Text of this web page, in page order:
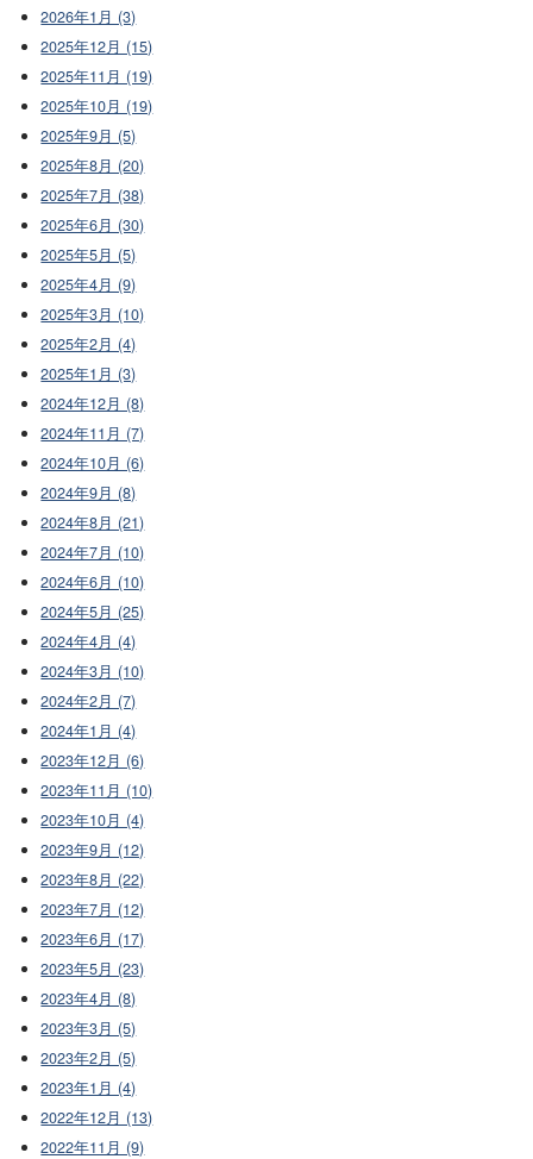
2026年1月 (3)
2025年12月 (15)
2025年11月 (19)
2025年10月 (19)
2025年9月 (5)
2025年8月 (20)
2025年7月 (38)
2025年6月 (30)
2025年5月 (5)
2025年4月 (9)
2025年3月 (10)
2025年2月 (4)
2025年1月 (3)
2024年12月 (8)
2024年11月 (7)
2024年10月 (6)
2024年9月 (8)
2024年8月 (21)
2024年7月 (10)
2024年6月 (10)
2024年5月 (25)
2024年4月 (4)
2024年3月 (10)
2024年2月 (7)
2024年1月 (4)
2023年12月 (6)
2023年11月 (10)
2023年10月 (4)
2023年9月 (12)
2023年8月 (22)
2023年7月 (12)
2023年6月 (17)
2023年5月 (23)
2023年4月 (8)
2023年3月 (5)
2023年2月 (5)
2023年1月 (4)
2022年12月 (13)
2022年11月 (9)